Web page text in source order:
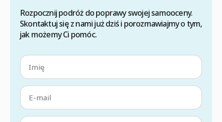
Rozpocznij podróż do poprawy swojej samooceny.
Skontaktuj się z nami już dziś i porozmawiajmy o tym,
jak możemy Ci pomóc.